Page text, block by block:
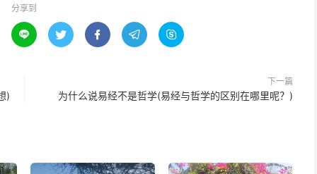
分享到
    
)
下一篇
为什么说易经不是哲学(易经与哲学的区别在哪里呢？)